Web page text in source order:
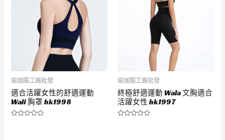
瑜珈服工廠批發
適合活躍女性的舒適運動
Wali 胸罩 hk1998
瑜珈服工廠批發
終極舒適運動 Wala 文胸適合
活躍女性 hk1997